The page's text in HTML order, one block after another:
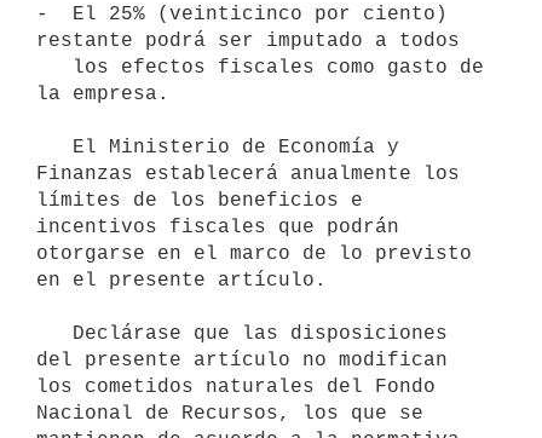
-  El 25% (veinticinco por ciento)
restante podrá ser imputado a todos
la empresa.
Finanzas establecerá anualmente los
límites de los beneficios e
incentivos fiscales que podrán
otorgarse en el marco de lo previsto
en el presente artículo.
del presente artículo no modifican
los cometidos naturales del Fondo
Nacional de Recursos, los que se